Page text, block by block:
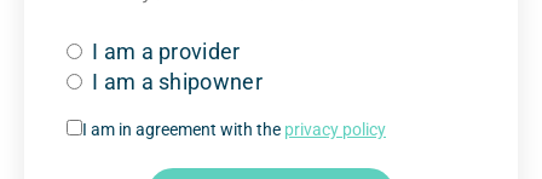
I am a provider
I am a shipowner
I am in agreement with the privacy policy